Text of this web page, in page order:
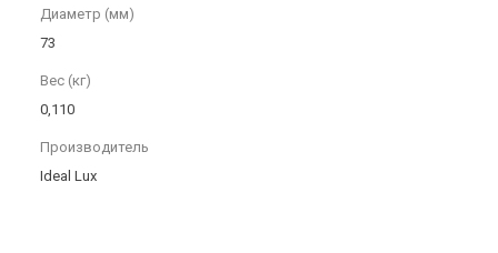
Диаметр (мм)
73
Вес (кг)
0,110
Производитель
Ideal Lux